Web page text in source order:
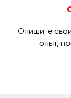
Опишите
опыт,